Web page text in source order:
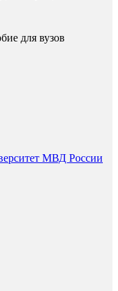
для вузов
МВД России